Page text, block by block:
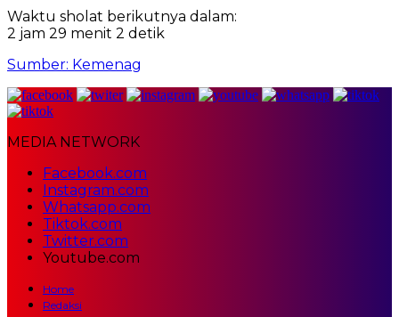
Waktu sholat berikutnya dalam:
2 jam 29 menit 1 detik
Sumber: Kemenag
MEDIA NETWORK
Facebook.com
Instagram.com
Whatsapp.com
Tiktok.com
Twitter.com
Youtube.com
Home
Redaksi